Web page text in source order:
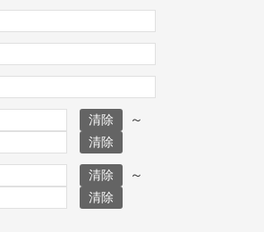
～
～